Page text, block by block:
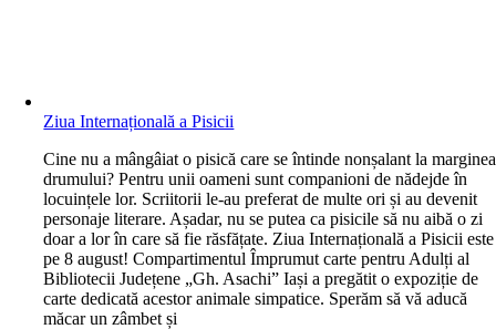
Ziua Internațională a Pisicii
Cine nu a mângâiat o pisică care se întinde nonșalant la marginea
drumului? Pentru unii oameni sunt companioni de nădejde în
locuințele lor. Scriitorii le-au preferat de multe ori și au devenit
personaje literare. Așadar, nu se putea ca pisicile să nu aibă o zi
doar a lor în care să fie răsfățate. Ziua Internațională a Pisicii este
pe 8 august! Compartimentul Împrumut carte pentru Adulți al
Bibliotecii Județene „Gh. Asachi” Iași a pregătit o expoziție de
carte dedicată acestor animale simpatice. Sperăm să vă aducă
măcar un zâmbet și